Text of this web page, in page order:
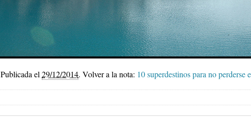
Publicada el 29/12/2014. Volver a la nota: 10 superdestinos para no perderse